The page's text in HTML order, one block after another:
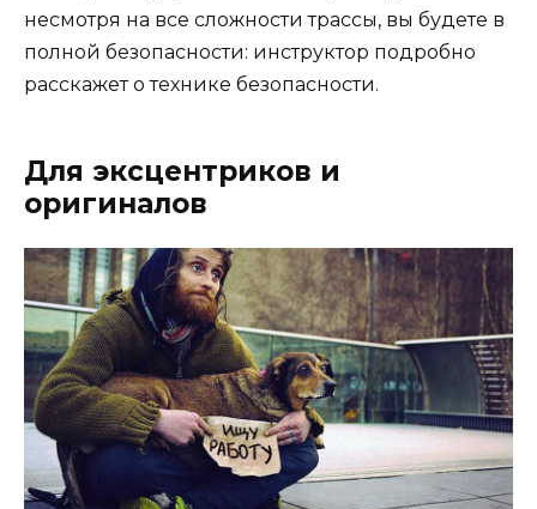
несмотря на все сложности трассы, вы будете в
полной безопасности: инструктор подробно
расскажет о технике безопасности.
Для эксцентриков и
оригиналов